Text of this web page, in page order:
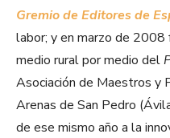
Gremio de Editores de
labor; y en marzo de 2008
medio rural por medio del
Asociación de Maestros y
Arenas de San Pedro
de ese mismo año a la